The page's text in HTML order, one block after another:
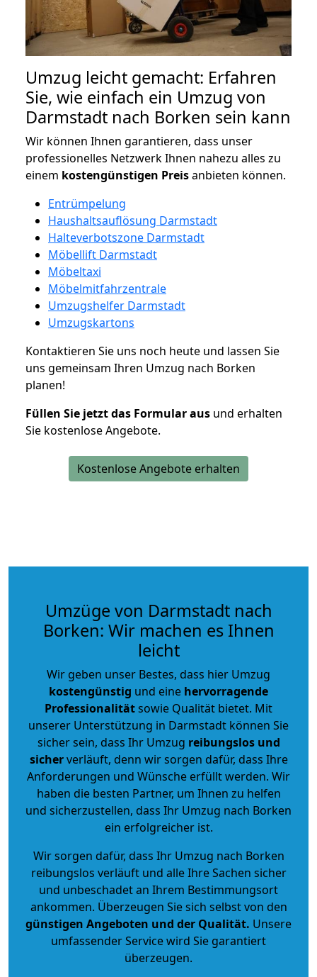
Umzug leicht gemacht: Erfahren
Sie, wie einfach ein Umzug von
Darmstadt nach Borken sein kann
Wir können Ihnen garantieren, dass unser
professionelles Netzwerk Ihnen nahezu alles zu
einem kostengünstigen Preisanbieten können.
Entrümpelung
Haushaltsauflösung Darmstadt
Halteverbotszone Darmstadt
Möbellift Darmstadt
Möbeltaxi
Möbelmitfahrzentrale
Umzugshelfer Darmstadt
Umzugskartons
Kontaktieren Sie uns noch heute und lassen Sie
uns gemeinsam Ihren Umzug nach Borken
planen!
Füllen Sie jetzt das Formular aus und erhalten
Sie kostenlose Angebote.
Kostenlose Angebote erhalten
Umzüge von Darmstadt nach
Borken: Wir machen es Ihnen
leicht
Wir geben unser Bestes, dass hier Umzug
kostengünstig und eine hervorragende
Professionalitätsowie Qualität bietet. Mit
unserer Unterstützung in Darmstadt können Sie
sicher sein, dass Ihr Umzug reibungslos und
sicherverläuft, denn wir sorgen dafür, dass Ihre
Anforderungen und Wünsche erfüllt werden. Wir
haben die besten Partner, um Ihnen zu helfen
und sicherzustellen, dass Ihr Umzug nach Borken
ein erfolgreicher ist.
Wir sorgen dafür, dass Ihr Umzug nach Borken
reibungslos verläuft und alle Ihre Sachen sicher
und unbeschadet an Ihrem Bestimmungsort
ankommen. Überzeugen Sie sich selbst von den
günstigen Angeboten und der Qualität. Unsere
umfassender Service wird Sie garantiert
überzeugen.